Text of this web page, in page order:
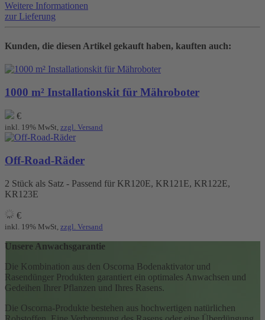
Weitere Informationen
zur Lieferung
Kunden, die diesen Artikel gekauft haben, kauften auch:
1000 m² Installationskit für Mähroboter
€
inkl. 19% MwSt, zzgl. Versand
Off-Road-Räder
2 Stück als Satz - Passend für KR120E, KR121E, KR122E,
KR123E
€
inkl. 19% MwSt, zzgl. Versand
Unsere Anwachsgarantie
Die Kombination aus den Oscorna Bodenaktivator und
Rasendünger Produkten garantiert ein optimales Anwachsen und
Gedeihen Ihrer Pflanzen und Ihres Rasens.
Die Oscorna-Produkte bestehen aus hochwertigen natürlichen